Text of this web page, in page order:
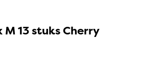
13 stuks Cherry